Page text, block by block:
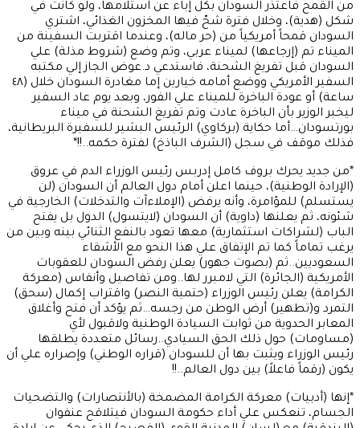
من القمح فاعتذر السودان بكل إباء عن استلامها، ولو كانت في
شكل (هدية)، وخلال فترة شحّ فيها المخزون الغذائي، اشتري
السودان قمحاً أمريكياً من (حر ماله)، وعندما اقتربت السفينة من
الميناء تم (إرجاعها) لميناء عربي، وتم وضع (شروط مذلة) علي
السودان قبل تفريغ الشحنة، فاستدعي د.عوض الجاز إلي مكتبه
السفير الأمريكي ووضع أمامه خيارين إما مغادرة السودان خلال (٤٨
ساعة) أو عودة الباخرة للميناء علي الفور، وبعد يوم عاد السفير
ليخبر الوزير بأن الباخرة عادت وتم تفريغ الشحنة في ميناء
بورتسودان…أما حكاية (بركاوي) الرئيس البشير للسفيرة البريطانية،
فذلك موقف في سجل (الشرف الباذخ) لفترة حكمه..!!*
*من جديد يحرك بروف كامل إدربس رئيس الوزراء الدم في عروق
(الإرادة الوطنية)، حينما اعلن أمام دول العالم أن السودان (لن
يستسلم) للمؤامرة، وأنه يرفض (الإملاءآت والتدخلات) الخارجية في
شئونه، ثم يعلنها (داوية) أن السودان (لايتسول) الدول بل يفتح
الباب (لشراكات استثمارية) معها تعود بالنفع الثنائي بينه وبين من
يرغب تماماً كما تم الإتفاق علي هذا النحو مع الأشقاء
السعوديين..ثم (بصوت جهور) يعلن رفض السودان للعقوبات
الأمريكية (الجائرة) التي لامبرر لها..ومن تفاصيل وأنفاس (معركة
الكرامة) يعلن رئيس الوزراء (حتمية النصر) واقتراب إكمال (سحق)
التمرد و(تطهير) أرض الوطن من رجسه…ثم يؤكد أن فتح وأغلاق
المعابر الحدوية من ثوابت السيادة الوطنية ولاقبول لأي
(مساومات) حول ذلك الحق السيادي..رسائل متعددة يطلقها
رئيس الوزراء ويثبت بها أن للسودان (قراره الوطني) وإصراره علي أن
يكون (رقماً فاعلاً) بين دول العالم..!!
*إنها (أدبيات) معركة الكرامة المضمخة (بالأنتصارات) والتضحيات
الجسام، تنعكس علي أداء حكومة السودان فيتلاقح عنفوان